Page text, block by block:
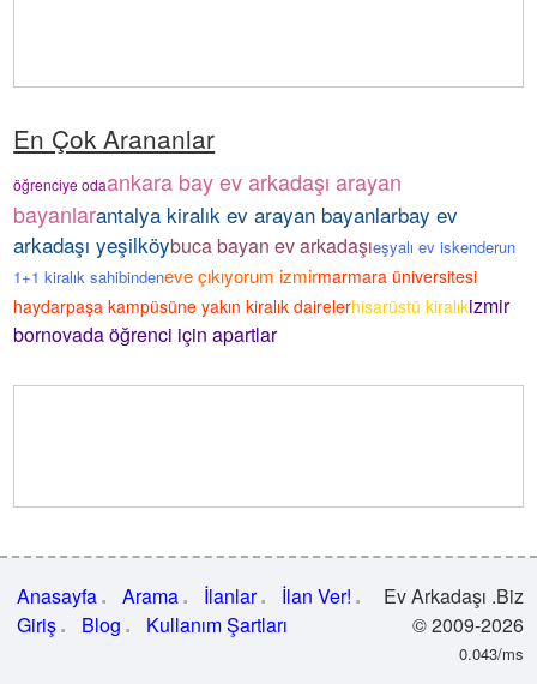
En Çok Arananlar
öğrenciye odaankara bay ev arkadaşı arayan
bayanlarantalya kiralık ev arayan bayanlarbay ev
arkadaşı yeşilköybuca bayan ev arkadaşıeşyalı ev iskenderun
1+1 kiralık sahibindeneve çıkıyorum izmirmarmara üniversitesi
haydarpaşa kampüsüne yakın kiralık dairelerhisarüstü kiralıkizmir
bornovada öğrenci için apartlar
Anasayfa Arama İlanlar
İlan Ver!
Giriş
Blog Kullanım Şartları
Ev Arkadaşı .Biz
© 2009-2026
0.043/ms